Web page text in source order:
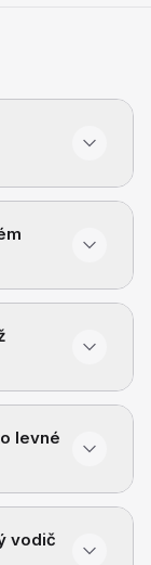
levné
vodič